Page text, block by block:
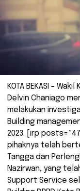
KOTA BEKASI –
Delvin Chaniago
melakukan
Building
2023. [irp
pihaknya telah
Tangga dan
Nazirwan, yang
Support Service